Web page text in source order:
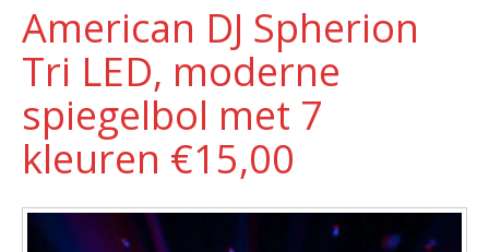
American DJ Spherion
Tri LED, moderne
spiegelbol met 7
kleuren €15,00